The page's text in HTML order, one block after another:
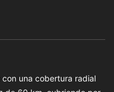
con una cobertura radial